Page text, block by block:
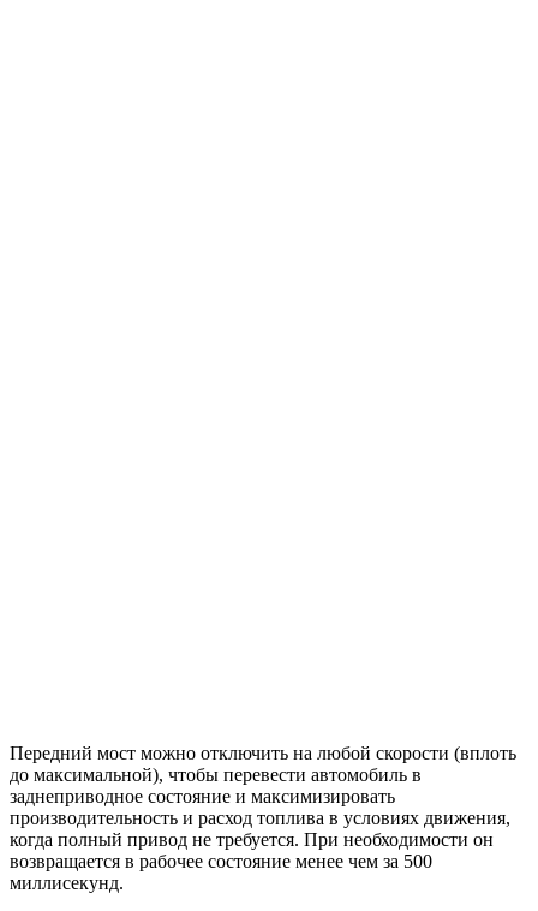
Передний мост можно отключить на любой скорости (вплоть
до максимальной), чтобы перевести автомобиль в
заднеприводное состояние и максимизировать
производительность и расход топлива в условиях движения,
когда полный привод не требуется. При необходимости он
возвращается в рабочее состояние менее чем за 500
миллисекунд.